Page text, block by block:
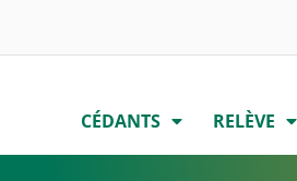
CÉDANTS RELÈVE